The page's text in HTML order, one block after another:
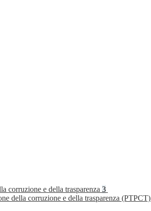
corruzione e della trasparenza 3
della corruzione e della trasparenza (PTPCT)